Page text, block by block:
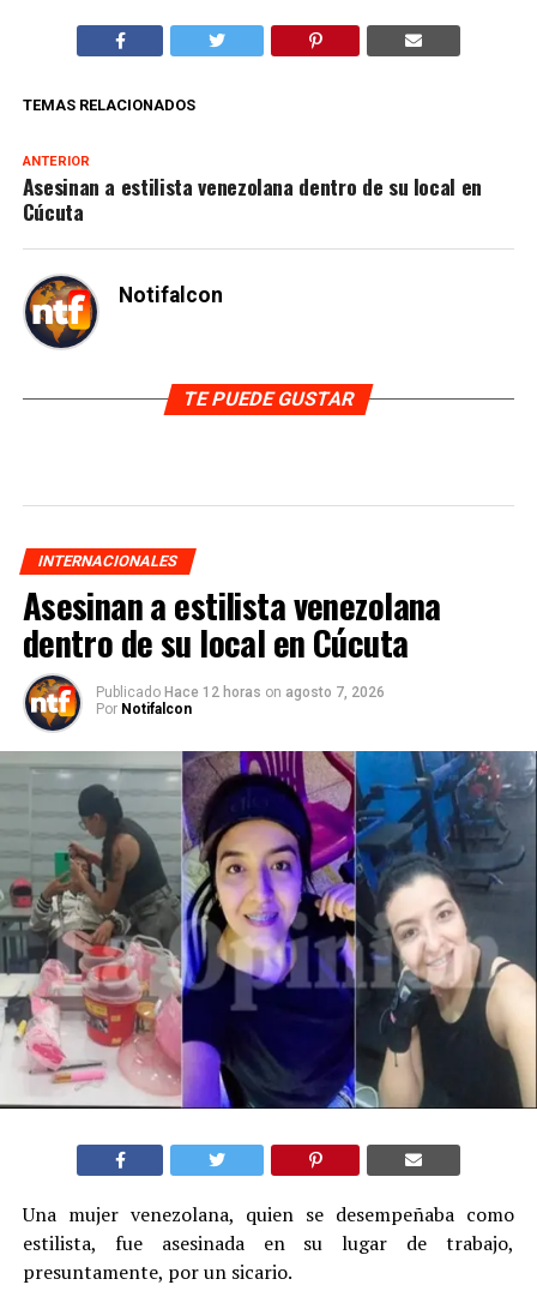
TEMAS RELACIONADOS
ANTERIOR
Asesinan a estilista venezolana dentro de su local en
Cúcuta
Notifalcon
TE PUEDE GUSTAR
INTERNACIONALES
Asesinan a estilista venezolana
dentro de su local en Cúcuta
Publicado Hace 12 horas on agosto 7, 2026
Por Notifalcon
Una mujer venezolana, quien se desempeñaba como
estilista, fue asesinada en su lugar de trabajo,
presuntamente, por un sicario.